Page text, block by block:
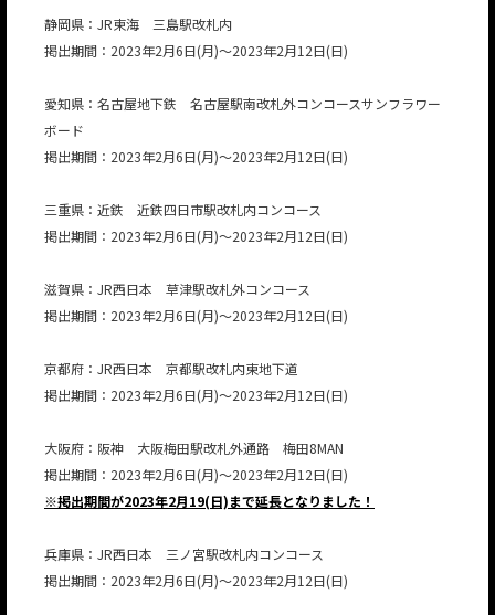
静岡県：JR東海 三島駅改札内
掲出期間：2023年2月6日(月)～2023年2月12日(日)
愛知県：名古屋地下鉄 名古屋駅南改札外コンコースサンフラワー
ボード
掲出期間：2023年2月6日(月)～2023年2月12日(日)
三重県：近鉄 近鉄四日市駅改札内コンコース
掲出期間：2023年2月6日(月)～2023年2月12日(日)
滋賀県：JR西日本 草津駅改札外コンコース
掲出期間：2023年2月6日(月)～2023年2月12日(日)
京都府：JR西日本 京都駅改札内東地下道
掲出期間：2023年2月6日(月)～2023年2月12日(日)
大阪府：阪神 大阪梅田駅改札外通路 梅田8MAN
掲出期間：2023年2月6日(月)～2023年2月12日(日)
※掲出期間が2023年2月19(日)まで延長となりました！
兵庫県：JR西日本 三ノ宮駅改札内コンコース
掲出期間：2023年2月6日(月)～2023年2月12日(日)